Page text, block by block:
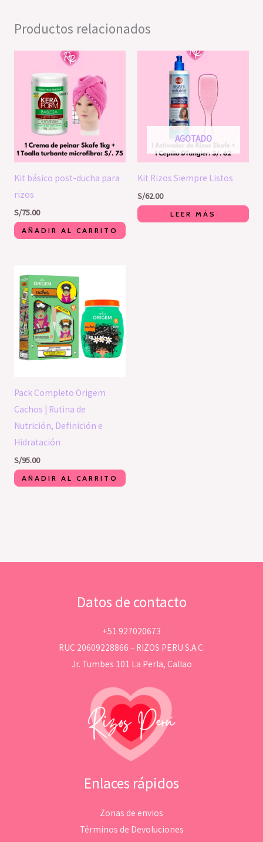
Productos relacionados
Kit básico post-ducha para
rizos
S/75.00
AÑADIR AL CARRITO
AGOTADO
Kit Rizos Siempre Listos
S/62.00
LEER MÁS
Pack Completo Origem
Cachos | Rutina de
Nutrición, Definición e
Hidratación
S/95.00
AÑADIR AL CARRITO
Datos de contacto
+51 927020673
RUC 20609228866 – RIZOS PERU S.A.C.
Jr. Tumbes 101 La Perla, Callao
Enlaces rápidos
Zonas de envios
Términos de Devoluciones